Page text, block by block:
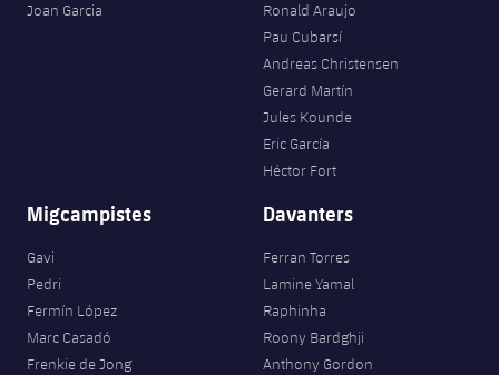
Joan Garcia
Ronald Araujo
Pau Cubarsí
Andreas Christensen
Gerard Martín
Jules Kounde
Eric García
Héctor Fort
Migcampistes
Gavi
Pedri
Fermín López
Marc Casadó
Frenkie de Jong
Davanters
Ferran Torres
Lamine Yamal
Raphinha
Roony Bardghji
Anthony Gordon